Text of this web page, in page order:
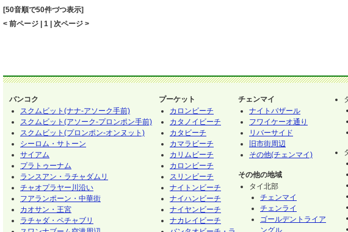
にはアンダマン海に消えていく素晴らしい夕日を眺めることができます。ラウンジではパソコン、イ
レビ、新聞、雑誌、コーヒーなどのサービスもあります。
[50音順で50件づつ表示]
< 前ページ | 1 | 次ページ >
バンコク
スクムビット(ナナ-アソーク手前)
スクムビット(アソーク-プロンポン手前)
スクムビット(プロンポン-オンヌット)
シーロム・サトーン
サイアム
プラトゥーナム
ランスアン・ラチャダムリ
チャオプラヤー川沿い
フアランポーン・中華街
カオサン・王宮
ラチャダ・ペチャブリ
プーケット
カロンビーチ
カタノイビーチ
カタビーチ
カマラビーチ
カリムビーチ
カロンビーチ
スリンビーチ
ナイトンビーチ
ナイハンビーチ
ナイヤンビーチ
ナカレイビーチ
チェンマイ
ナイトバザール
フワイケーオ通り
リバーサイド
旧市街周辺
その他(チェンマイ)
その他の地域
タイ北部
チェンマイ
チェンライ
ゴールデントライア
ングル